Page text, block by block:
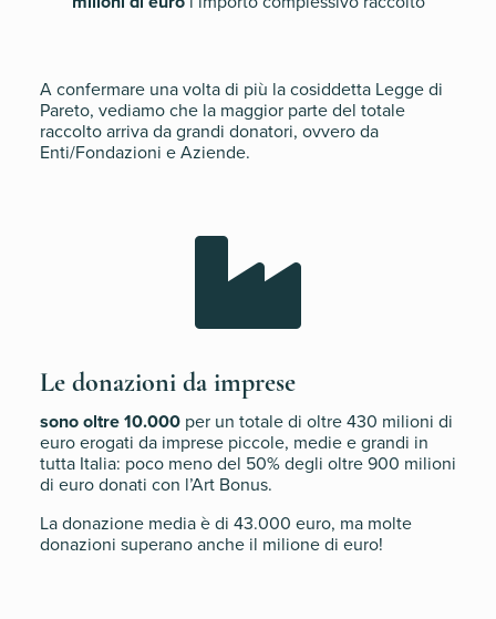
A confermare una volta di più la cosiddetta Legge di
Pareto, vediamo che la maggior parte del totale
raccolto arriva da grandi donatori, ovvero da
Enti/Fondazioni e Aziende.

Le donazioni da imprese
sono oltre 10.000per un totale di oltre 430 milioni di
euro erogati da imprese piccole, medie e grandi in
tutta Italia: poco meno del 50% degli oltre 900 milioni
di euro donati con l’Art Bonus.
La donazione media è di 43.000 euro, ma molte
donazioni superano anche il milione di euro!